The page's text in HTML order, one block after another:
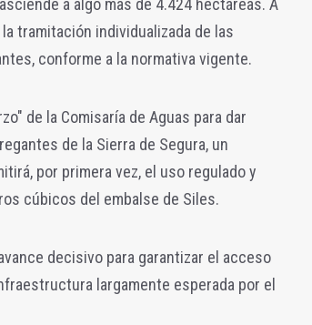
tramitación individualizada de las
conforme a la normativa vigente.
de la Comisaría de Aguas para dar
de la Sierra de Segura, un
por primera vez, el uso regulado y
cúbicos del embalse de Siles.
decisivo para garantizar el acceso
largamente esperada por el